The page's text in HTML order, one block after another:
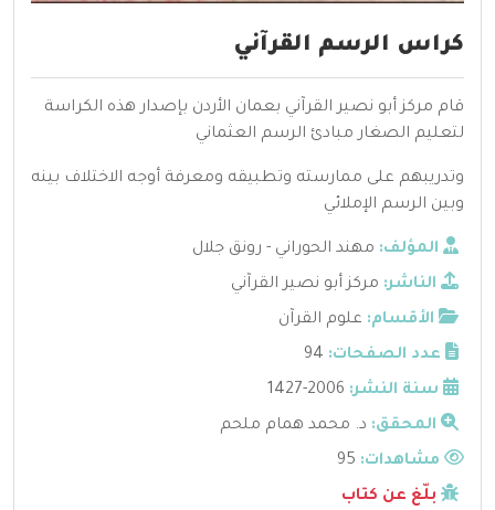
كراس الرسم القرآني
قام مركز أبو نصير القرآني بعمان الأردن بإصدار هذه الكراسة
لتعليم الصغار مبادئ الرسم العثماني
وتدريبهم على ممارسته وتطبيقه ومعرفة أوجه الاختلاف بينه
وبين الرسم الإملائي
المؤلف: مهند الحوراني - رونق جلال
الناشر: مركز أبو نصير القرآني
الأقسام: علوم القرآن
عدد الصفحات: 94
سنة النشر: 2006-1427
المحقق: د. محمد همام ملحم
مشاهدات:
بلّغ عن كتاب